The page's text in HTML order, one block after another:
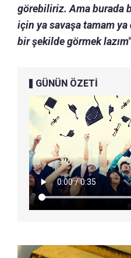
görebiliriz. Ama burada
için ya savaşa tamam ya
bir şekilde görmek lazım"
GÜNÜN ÖZETİ